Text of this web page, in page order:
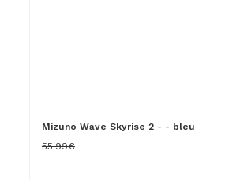
Mizuno Wave Skyrise 2 - - bleu
55.99€